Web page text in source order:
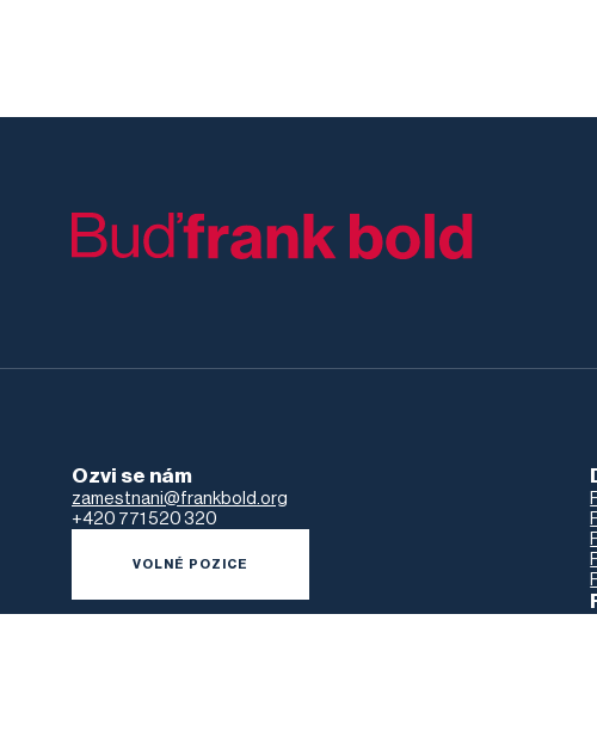
Ozvi se nám
zamestnani@frankbold.org
+420 771 520 320
VOLNÉ POZICE